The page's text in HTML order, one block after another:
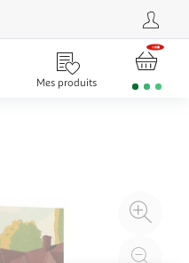
Mes produits